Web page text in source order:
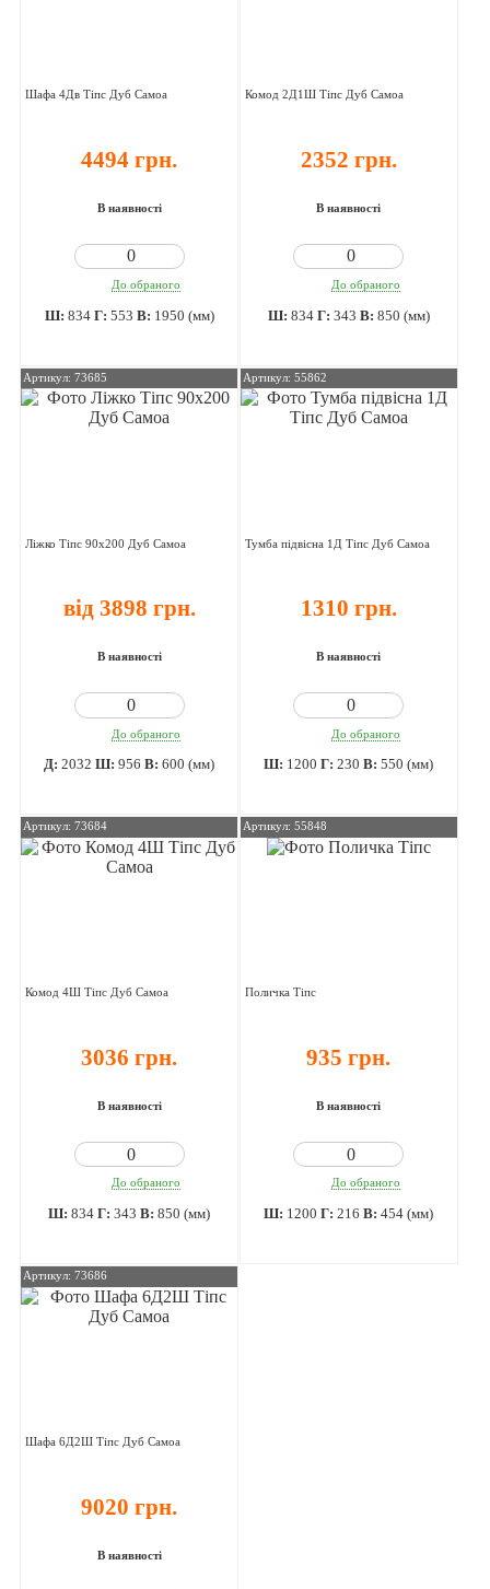
Шафа 4Дв Тіпс Дуб Самоа
4494 грн.
В наявності
До обраного
Ш: 834Г: 553 В: 1950 (мм)
Комод 2Д1Ш Тіпс Дуб Самоа
2352 грн.
В наявності
До обраного
Ш: 834Г: 343 В: 850 (мм)
Артикул: 73685
Ліжко Тіпс 90х200 Дуб Самоа
від 3898 грн.
В наявності
До обраного
Д:2032 Ш:956 В:600 (мм)
Артикул: 55862
Тумба підвісна 1Д Тіпс Дуб Самоа
1310 грн.
В наявності
До обраного
Ш: 1200 Г:230 В:550 (мм)
Артикул: 73684
Комод 4Ш Тіпс Дуб Самоа
3036 грн.
В наявності
До обраного
Ш:834 Г:343 В:850 (мм)
Артикул: 55848
Поличка Тіпс
935 грн.
В наявності
До обраного
Ш: 1200 Г:216 В:454 (мм)
Артикул: 73686
Шафа 6Д2Ш Тіпс Дуб Самоа
9020 грн.
В наявності